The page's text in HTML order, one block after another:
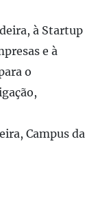
à Startup
e à
o
Campus da